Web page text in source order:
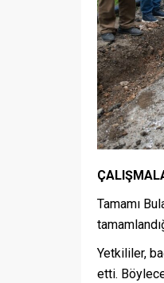
Tamamı
Yetkililer,
etti.